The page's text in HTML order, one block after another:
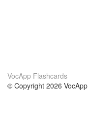
VocApp Flashcards
© Copyright 2026 VocApp